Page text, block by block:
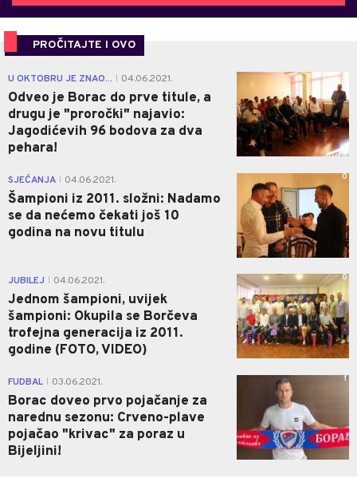
PROČITAJTE I OVO
U OKTOBRU JE ZNAO... 04.06.2021.
Odveo je Borac do prve titule, a
drugu je "proročki" najavio:
Jagodićevih 96 bodova za dva
pehara!
1
SJEĆANJA 04.06.2021.
Šampioni iz 2011. složni: Nadamo
se da nećemo čekati još 10
godina na novu titulu
0
JUBILEJ 04.06.2021.
Jednom šampioni, uvijek
šampioni: Okupila se Borčeva
trofejna generacija iz 2011.
godine (FOTO, VIDEO)
0
FUDBAL 03.06.2021.
Borac doveo prvo pojačanje za
narednu sezonu: Crveno-plave
pojačao "krivac" za poraz u
Bijeljini!
1